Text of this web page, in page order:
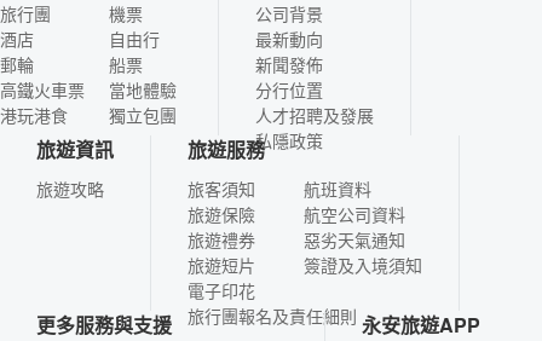
旅行團
酒店
郵輪
高鐵火車票
港玩港食
機票
自由行
船票
當地體驗
獨立包團
公司背景
最新動向
新聞發佈
分行位置
人才招聘及發展
私隱政策
旅遊資訊
旅遊攻略
旅遊服務
旅客須知
旅遊保險
旅遊禮券
旅遊短片
電子印花
航班資料
航空公司資料
惡劣天氣通知
簽證及入境須知
旅行團報名及責任細則
更多服務與支援 永安旅遊APP